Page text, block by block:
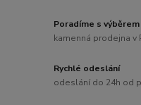
Poradíme s výběrem
kamenná prodejna v
Rychlé odeslání
odeslání do 24h od